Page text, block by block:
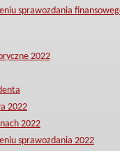
sprawozdania
2022
2022
2022
sprawozdania 2022